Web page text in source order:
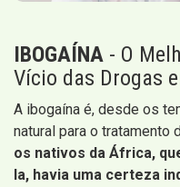
IBOGAÍNA - O
Vício das Drogas
A ibogaína é, desde os
natural para o
os nativos da África,
la, havia uma certeza